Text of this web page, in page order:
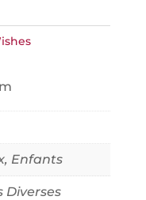
Enfants
Diverses